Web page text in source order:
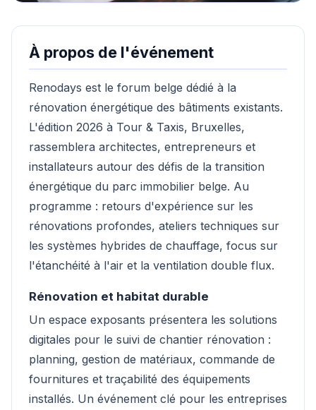
À propos de l'événement
Renodays est le forum belge dédié à la
rénovation énergétique des bâtiments existants.
L'édition 2026 à Tour & Taxis, Bruxelles,
rassemblera architectes, entrepreneurs et
installateurs autour des défis de la transition
énergétique du parc immobilier belge. Au
programme : retours d'expérience sur les
rénovations profondes, ateliers techniques sur
les systèmes hybrides de chauffage, focus sur
l'étanchéité à l'air et la ventilation double flux.
Rénovation et habitat durable
Un espace exposants présentera les solutions
digitales pour le suivi de chantier rénovation :
planning, gestion de matériaux, commande de
fournitures et traçabilité des équipements
installés. Un événement clé pour les entreprises